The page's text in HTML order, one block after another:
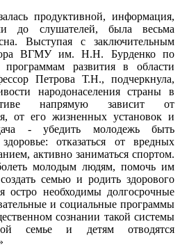
продуктивной, информация,
до слушателей, была весьма
Выступая с заключительным
ВГМУ им. Н.Н. Бурденко по
развития в области
Петрова Т.Н., подчеркнула,
народонаселения страны в
напрямую зависит от
от его жизненных установок и
- убедить молодежь быть
отказаться от вредных
активно заниматься спортом.
молодым людям, помочь им
семью и родить здорового
остро необходимы долгосрочные
и социальные программы
сознании такой системы
семье и детям отводятся